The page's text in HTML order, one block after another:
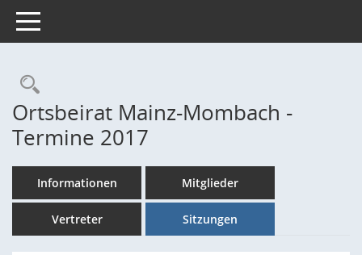
Toggle navigation
Rechercheauswahl
Ortsbeirat Mainz-Mombach -
Termine 2017
Informationen Mitglieder
Vertreter Sitzungen